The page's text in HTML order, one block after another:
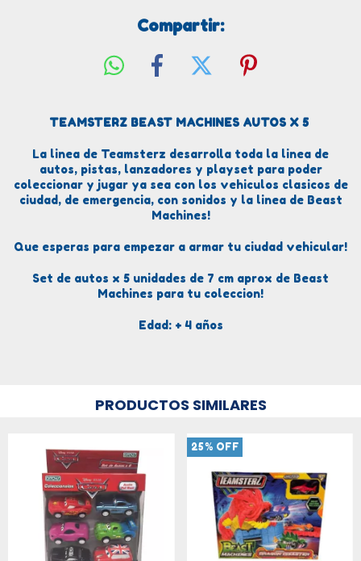
Compartir:
TEAMSTERZ BEAST MACHINES AUTOS X 5
La linea de Teamsterz desarrolla toda la linea de
autos, pistas, lanzadores y playset para poder
coleccionar y jugar ya sea con los vehiculos clasicos de
ciudad, de emergencia, con sonidos y la linea de Beast
Machines!
Que esperas para empezar a armar tu ciudad vehicular!
Set de autos x 5 unidades de 7 cm aprox de Beast
Machines para tu coleccion!
Edad: + 4 años
PRODUCTOS SIMILARES
25% OFF